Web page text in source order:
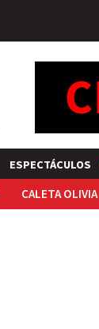
ESPECTÁCULOS
CALETA OLIVIA